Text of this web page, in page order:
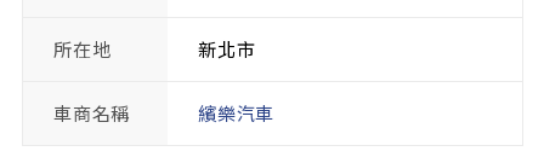
所在地 新北市
車商名稱 繽樂汽車